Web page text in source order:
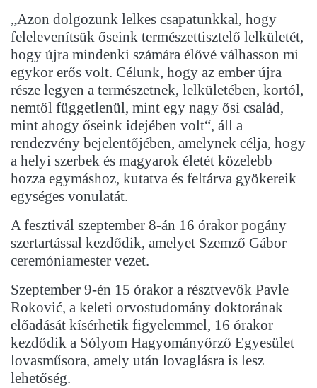
„Azon dolgozunk lelkes csapatunkkal, hogy
felelevenítsük őseink természettisztelő lelkületét,
hogy újra mindenki számára élővé válhasson mi
egykor erős volt. Célunk, hogy az ember újra
része legyen a természetnek, lelkületében, kortól,
nemtől függetlenül, mint egy nagy ősi család,
mint ahogy őseink idejében volt“, áll a
rendezvény bejelentőjében, amelynek célja, hogy
a helyi szerbek és magyarok életét közelebb
hozza egymáshoz, kutatva és feltárva gyökereik
egységes vonulatát.
A fesztivál szeptember 8-án 16 órakor pogány
szertartással kezdődik, amelyet Szemző Gábor
ceremóniamester vezet.
Szeptember 9-én 15 órakor a résztvevők Pavle
Roković, a keleti orvostudomány doktorának
előadását kísérhetik figyelemmel, 16 órakor
kezdődik a Sólyom Hagyományőrző Egyesület
lovasműsora, amely után lovaglásra is lesz
lehetőség.